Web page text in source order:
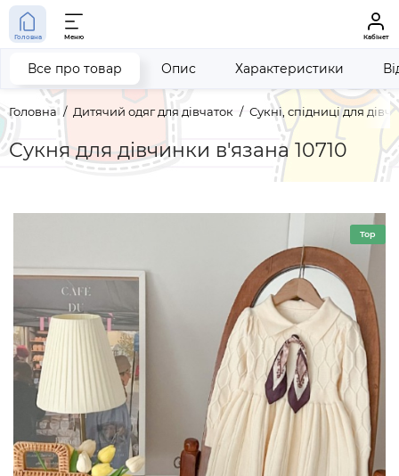
Головна Меню Кабінет
Головна Дитячий одяг для дівчаток Сукні, спідниці для
Сукня для дівчинки в'язана 10710
Все про товар Опис Характеристики
Top